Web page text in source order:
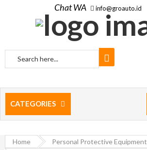
Chat WA info@groauto.id
CATEGORIES
Home Personal Protective Equipment